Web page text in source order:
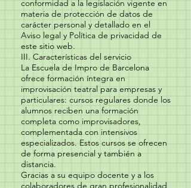
conformidad a la legislación vigente en
materia de protección de datos de
carácter personal y detallado en el
Aviso legal y Política de privacidad de
este sitio web.
III. Características del servicio
La Escuela de Impro de Barcelona
ofrece formación íntegra en
improvisación teatral para empresas y
particulares: cursos regulares donde los
alumnos reciben una formación
completa como improvisadores,
complementada con intensivos
especializados. Estos cursos se ofrecen
de forma presencial y también a
distancia.
Gracias a su equipo docente y a los
colaboradores de gran profesionalidad